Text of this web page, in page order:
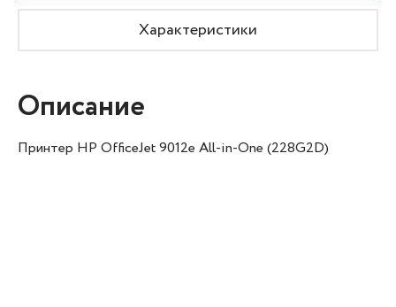
Характеристики
Описание
Принтер HP OfficeJet 9012e All-in-One (228G2D)